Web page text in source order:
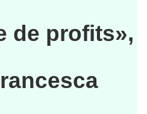
de profits»,